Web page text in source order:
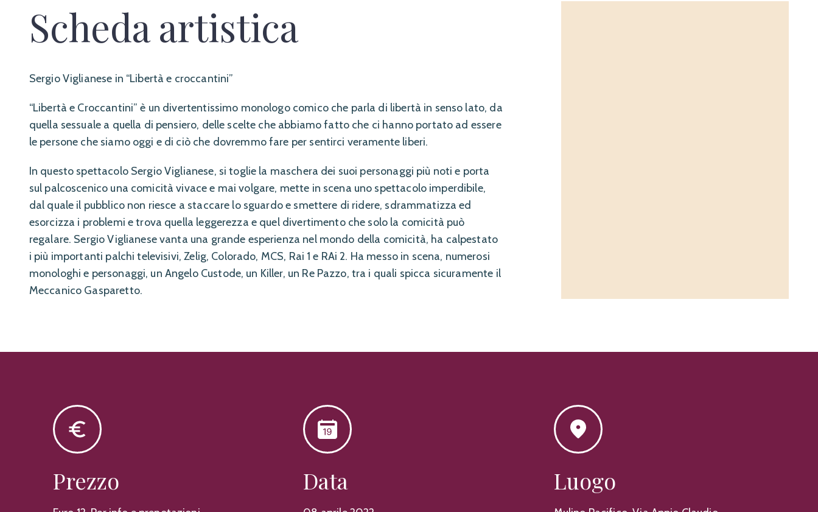
Screenshot
Scheda artistica
Sergio Viglianese in “Libertà e croccantini”
“Libertà e Croccantini” è un divertentissimo monologo comico che parla di libertà in senso lato, da
quella sessuale a quella di pensiero, delle scelte che abbiamo fatto che ci hanno portato ad essere
le persone che siamo oggi e di ciò che dovremmo fare per sentirci veramente liberi.
In questo spettacolo Sergio Viglianese, si toglie la maschera dei suoi personaggi più noti e porta
sul palcoscenico una comicità vivace e mai volgare, mette in scena uno spettacolo imperdibile,
dal quale il pubblico non riesce a staccare lo sguardo e smettere di ridere, sdrammatizza ed
esorcizza i problemi e trova quella leggerezza e quel divertimento che solo la comicità può
regalare. Sergio Viglianese vanta una grande esperienza nel mondo della comicità, ha calpestato
i più importanti palchi televisivi, Zelig, Colorado, MCS, Rai 1 e RAi 2. Ha messo in scena, numerosi
monologhi e personaggi, un Angelo Custode, un Killer, un Re Pazzo, tra i quali spicca sicuramente il
Meccanico Gasparetto.
Prezzo Data Luogo